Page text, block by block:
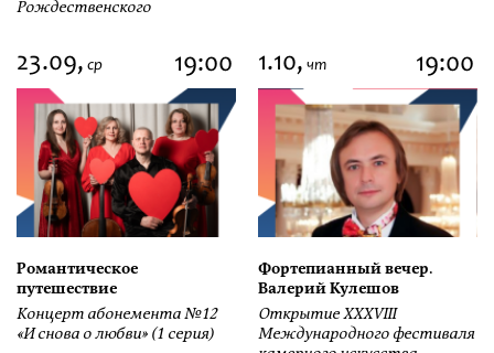
Рождественского
23.09, ср 19:00
Романтическое
путешествие
Концерт абонемента №12
«И снова о любви» (1 серия)
1.10, чт 19:00
Фортепианный вечер.
Валерий Кулешов
Открытие ХХХVIII
Международного фестиваля